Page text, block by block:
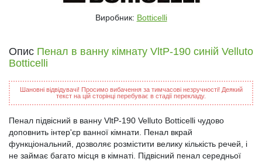
Виробник: Botticelli
Опис Пенал в ванну кімнату VltP-190 синій Velluto
Botticelli
Шановні відвідувачі! Просимо вибачення за тимчасові незручності! Деякий
текст на цій сторінці перебуває в стадії перекладу.
Пенал підвісний в ванну VltP-190 Velluto Botticelli чудово
доповнить інтер'єр ванної кімнати. Пенал вкрай
функціональний, дозволяє розмістити велику кількість речей, і
не займає багато місця в кімнаті. Підвісний пенал середньої